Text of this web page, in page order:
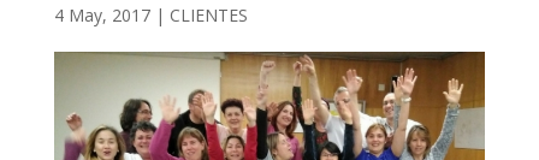
4 May, 2017| CLIENTES